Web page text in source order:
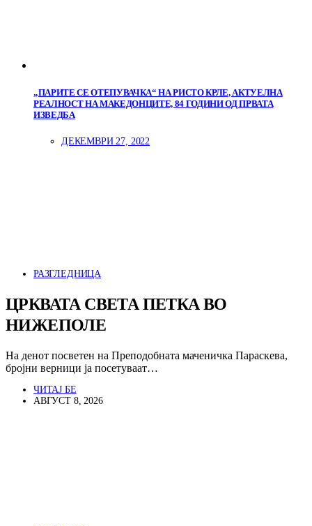
„ПАРИТЕ СЕ ОТЕПУВАЧКА“ НА РИСТО КРЛЕ, АКТУЕЛНА
РЕАЛНОСТ НА МАКЕДОНЦИТЕ, 84 ГОДИНИ ОД ПРВАТА
ИЗВЕДБА
ДЕКЕМВРИ 27, 2022
РАЗГЛЕДНИЦА
ЦРКВАТА СВЕТА ПЕТКА ВО
НИЖЕПОЛЕ
На денот посветен на Преподобната маченичка Параскева,
бројни верници ја посетуваат…
ЧИТАЈ БЕ
АВГУСТ 8, 2026